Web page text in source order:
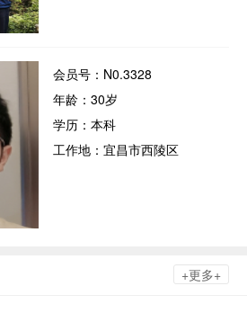
会员号：N0.3328
年龄：30岁
学历：本科
工作地：宜昌市西陵区
+更多+